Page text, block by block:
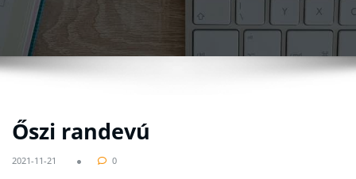
Őszi randevú
2021-11-21 0